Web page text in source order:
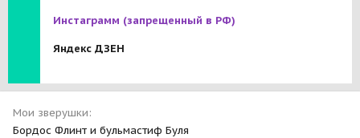
Инстаграмм (запрещенный в РФ)
Яндекс ДЗЕН
Мои зверушки
Бордос Флинт и бульмастиф Буля